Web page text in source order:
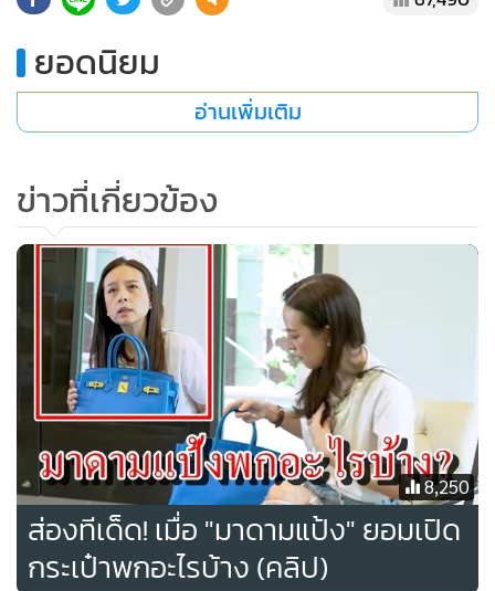
ยอดนิยม
อ่านเพิ่มเติม
ข่าวที่เกี่ยวข้อง
8,250
ส่องทีเด็ด! เมื่อ "มาดามแป้ง" ยอมเปิด
กระเป๋าพกอะไรบ้าง (คลิป)